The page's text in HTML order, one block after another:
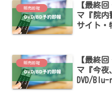
販売即報
【最終
マ『院内
サイト・
販売即報
【最終
マ『今夜
DVD/